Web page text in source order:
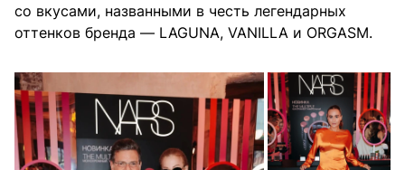
со вкусами, названными в честь легендарных
оттенков бренда — LAGUNA, VANILLA и ORGASM.